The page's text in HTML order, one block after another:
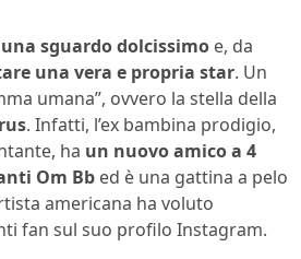
sguardo dolcissimo e, da
una vera e propria star. Un
umana”, ovvero la stella della
. Infatti, l’ex bambina prodigio,
ha un nuovo amico a 4
Om Bb ed è una gattina a pelo
americana ha voluto
fan sul suo profilo Instagram.